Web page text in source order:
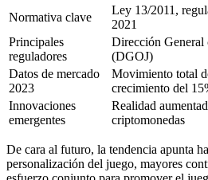
Normativa clave
Ley 13/2011,
2021
Principales
reguladores
Dirección General
(DGOJ)
Datos de mercado
2023
Movimiento total
crecimiento del
Innovaciones
emergentes
Realidad
criptomonedas
De cara al futuro, la tendencia apunta
personalización del juego, mayores